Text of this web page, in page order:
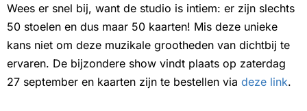
Wees er snel bij, want de studio is intiem: er zijn slechts
50 stoelen en dus maar 50 kaarten! Mis deze unieke
kans niet om deze muzikale grootheden van dichtbij te
ervaren. De bijzondere show vindt plaats op zaterdag
27 september en kaarten zijn te bestellen via deze link.